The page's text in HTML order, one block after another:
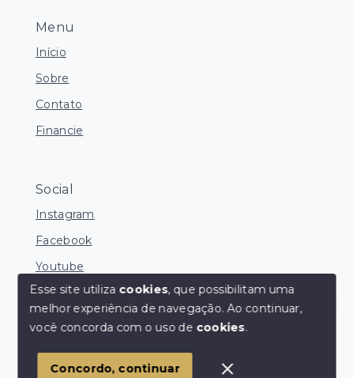
Menu
Início
Sobre
Contato
Financie
Social
Instagram
Facebook
Youtube
© Copyright 2026 - Ocean Consultoria de Imóveis -
SITE PARA IMOBILIARIA
Corretores Online
Esse site utiliza cookies, que possibilitam uma
melhor experiência de navegação.Ao continuar,
você concorda com o uso de cookies.
Concordo, continuar